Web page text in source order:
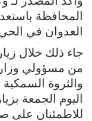
المحافظة
العدوان في
جاء ذلك خلال
من مسؤولي
والثروة
اليوم الجمعة
للاطمئنان على